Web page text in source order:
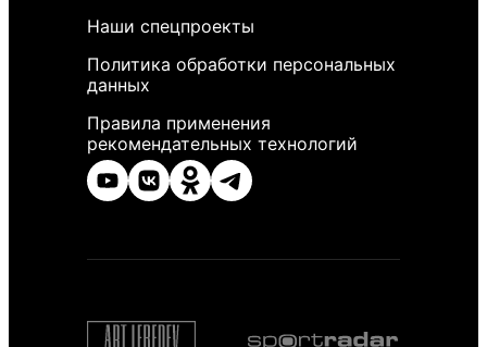
Наши спецпроекты
Политика обработки персональных
данных
Правила применения
рекомендательных технологий